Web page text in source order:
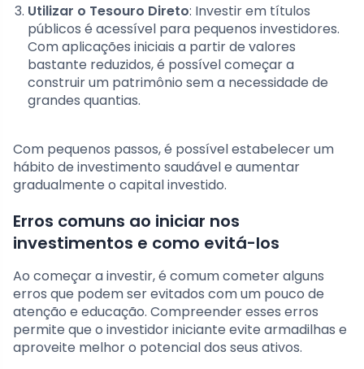
Utilizar o Tesouro Direto: Investir em títulos
públicos é acessível para pequenos investidores.
Com aplicações iniciais a partir de valores
bastante reduzidos, é possível começar a
construir um patrimônio sem a necessidade de
grandes quantias.
Com pequenos passos, é possível estabelecer um
hábito de investimento saudável e aumentar
gradualmente o capital investido.
Erros comuns ao iniciar nos
investimentos e como evitá-los
Ao começar a investir, é comum cometer alguns
erros que podem ser evitados com um pouco de
atenção e educação. Compreender esses erros
permite que o investidor iniciante evite armadilhas e
aproveite melhor o potencial dos seus ativos.